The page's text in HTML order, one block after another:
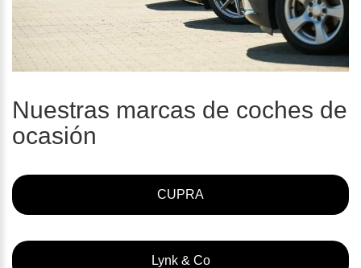
Nuestras marcas de coches de
ocasión
CUPRA
Lynk & Co